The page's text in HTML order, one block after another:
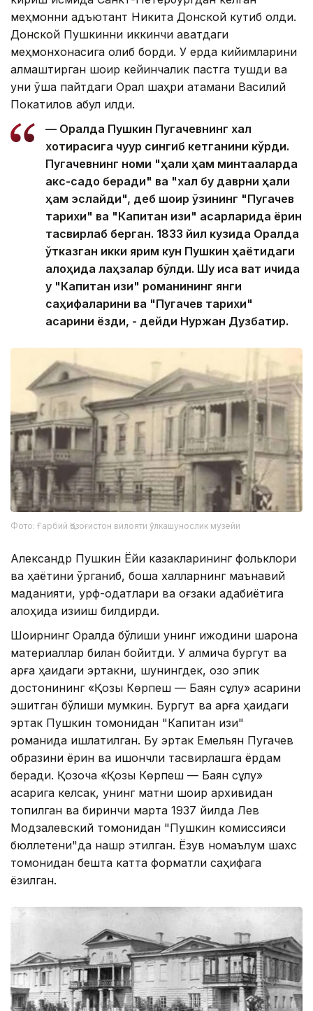
меҳмонни адъютант Никита Донской кутиб олди.
Донской Пушкинни иккинчи қаватдаги
меҳмонхонасига олиб борди. У ерда кийимларини
алмаштирган шоир кейинчалик пастга тушди ва
уни ўша пайтдаги Орал шаҳри атамани Василий
Покатилов қабул қилди.
— Оралда Пушкин Пугачевнинг халқ
хотирасига чуқур сингиб кетганини кўрди.
Пугачевнинг номи "ҳали ҳам минтақаларда
акс-садо беради" ва "халқ бу даврни ҳали
ҳам эслайди", деб шоир ўзининг "Пугачев
тарихи" ва "Капитан қизи" асарларида ёрқин
тасвирлаб берган. 1833 йил кузида Оралда
ўтказган икки ярим кун Пушкин ҳаётидаги
алоҳида лаҳзалар бўлди. Шу қисқа вақт ичида
у "Капитан қизи" романининг янги
саҳифаларини ва "Пугачев тарихи"
асарини ёзди, - дейди Нуржан Дузбатир.
Фото: Ғарбий Қозоғистон вилояти ўлкашунослик музейи
Александр Пушкин Ёйиқ казакларининг фольклори
ва ҳаётини ўрганиб, бошқа халқларнинг маънавий
маданияти, урф-одатлари ва оғзаки адабиётига
алоҳида қизиқиш билдирди.
Шоирнинг Оралда бўлиши унинг ижодини шарқона
материаллар билан бойитди. У қалмиқча бургут ва
қарға ҳақидаги эртакни, шунингдек, қозоқ эпик
достонининг «Қозы Көрпеш — Баян сұлу» асарини
эшитган бўлиши мумкин. Бургут ва қарға ҳақидаги
эртак Пушкин томонидан "Капитан қизи"
романида ишлатилган. Бу эртак Емельян Пугачев
образини ёрқин ва ишончли тасвирлашга ёрдам
беради. Қозоқча «Қозы Көрпеш — Баян сұлу»
асарига келсак, унинг матни шоир архивидан
топилган ва биринчи марта 1937 йилда Лев
Модзалевский томонидан "Пушкин комиссияси
бюллетени"да нашр этилган. Ёзув номаълум шахс
томонидан бешта катта форматли саҳифага
ёзилган.